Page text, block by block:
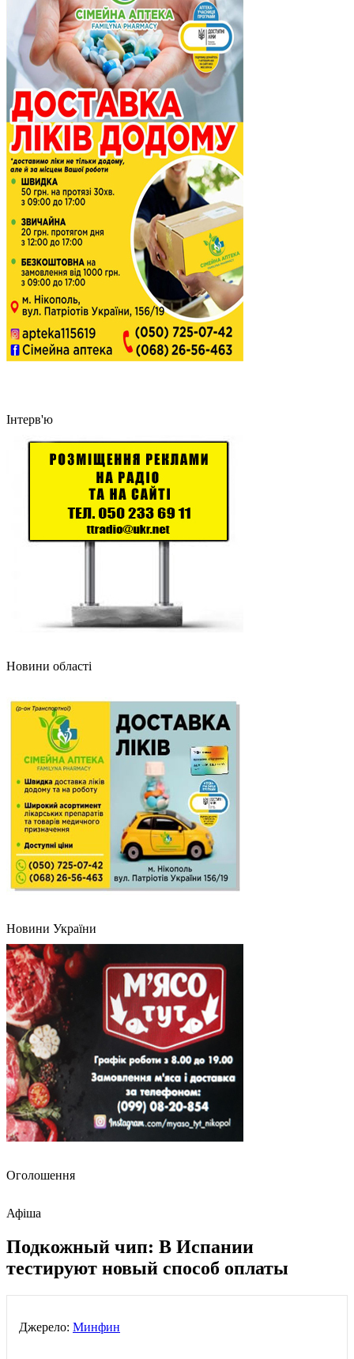
Інтерв'ю
Новини області
Новини України
Оголошення
Афіша
Подкожный чип: В Испании
тестируют новый способ оплаты
Джерело: Минфин